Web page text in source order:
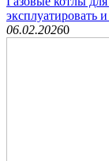
эксплуатировать
06.02.20260